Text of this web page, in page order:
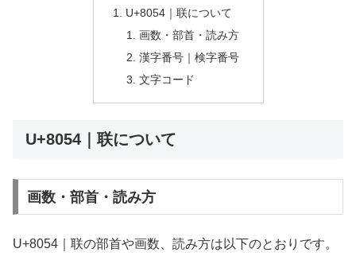
U+8054｜联について
画数・部首・読み方
漢字番号｜検字番号
文字コード
U+8054｜联について
画数・部首・読み方
U+8054｜联の部首や画数、読み方は以下のとおりです。